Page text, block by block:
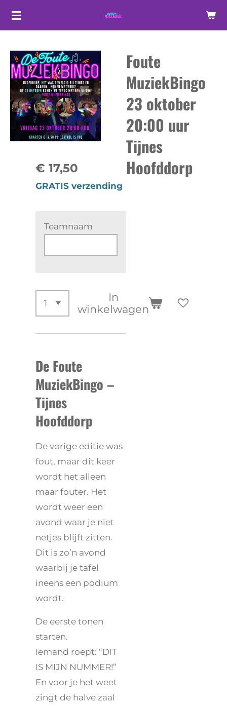
Ga
hoofdinhoud
Foute
MuziekBingo
23 oktober
20:00 uur
Tijnes
Hoofddorp
€ 17,50
GRATIS verzending
Teamnaam
In
winkelwagen
De Foute
MuziekBingo –
Tijnes
Hoofddorp
De vorige editie was
fout, maar dit keer
wordt het alleen
maar fouter. Het
wordt weer een
avond waar je niet
netjes blijft zitten.
Dit is zo’n avond
waarbij je tafel
ineens een podium
wordt.
De eerste tonen
starten.
Iemand roept: “DIT
IS MIJN NUMMER!”
En voor je het weet
zingt de halve zaal